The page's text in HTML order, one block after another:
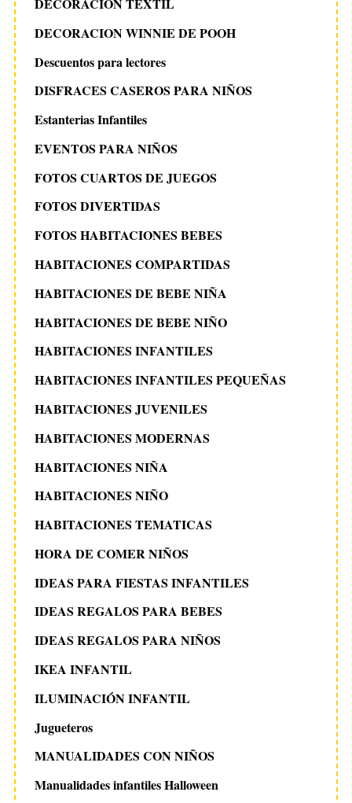
DECORACION WINNIE DE POOH
Descuentos para lectores
DISFRACES CASEROS PARA NIÑOS
Estanterias Infantiles
EVENTOS PARA NIÑOS
FOTOS CUARTOS DE JUEGOS
FOTOS DIVERTIDAS
FOTOS HABITACIONES BEBES
HABITACIONES COMPARTIDAS
HABITACIONES DE BEBE NIÑA
HABITACIONES DE BEBE NIÑO
HABITACIONES INFANTILES
HABITACIONES INFANTILES PEQUEÑAS
HABITACIONES JUVENILES
HABITACIONES MODERNAS
HABITACIONES NIÑA
HABITACIONES NIÑO
HABITACIONES TEMATICAS
HORA DE COMER NIÑOS
IDEAS PARA FIESTAS INFANTILES
IDEAS REGALOS PARA BEBES
IDEAS REGALOS PARA NIÑOS
IKEA INFANTIL
ILUMINACIÓN INFANTIL
Jugueteros
MANUALIDADES CON NIÑOS
Manualidades infantiles Halloween